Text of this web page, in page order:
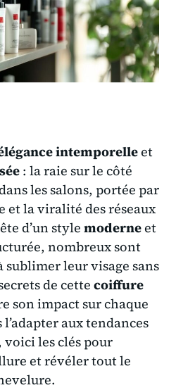
intemporelleet
: la raie sur le côté
les salons, portée par
et la viralité des réseaux
d’un style moderneet
nombreux sont
sublimer leur visage sans
de cette coiffure
son impact sur chaque
aux tendances
les clés pour
et révéler tout le